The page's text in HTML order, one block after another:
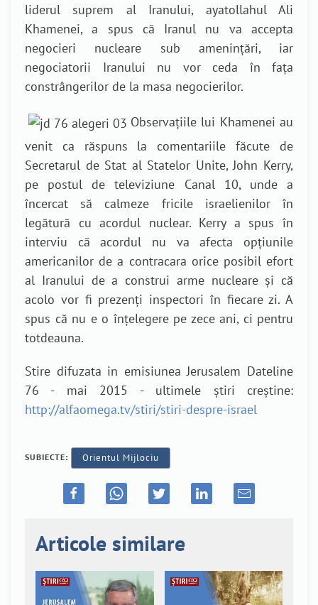
liderul suprem al Iranului, ayatollahul Ali
Khamenei, a spus că Iranul nu va accepta
negocieri nucleare sub amenințări, iar
negociatorii Iranului nu vor ceda în fața
constrângerilor de la masa negocierilor.
Observațiile lui Khamenei au
venit ca răspuns la comentariile făcute de
Secretarul de Stat al Statelor Unite, John Kerry,
pe postul de televiziune Canal 10, unde a
încercat să calmeze fricile israelienilor în
legătură cu acordul nuclear. Kerry a spus în
interviu că acordul nu va afecta opțiunile
americanilor de a contracara orice posibil efort
al Iranului de a construi arme nucleare și că
acolo vor fi prezenți inspectori în fiecare zi. A
spus că nu e o înțelegere pe zece ani, ci pentru
totdeauna.
Stire difuzata in emisiunea Jerusalem Dateline
76 - mai 2015 - ultimele știri creștine:
http://alfaomega.tv/stiri/stiri-despre-israel
SUBIECTE: Orientul Mijlociu
Articole similare